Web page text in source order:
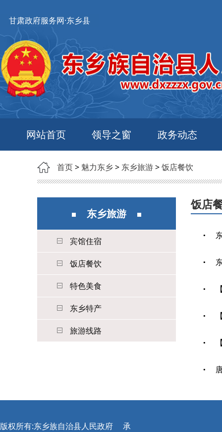
甘肃政府服务网·东乡县
网站首页 领导之窗 政务动态
首页> 魅力东乡> 东乡旅游>饭店餐饮
东乡旅游
宾馆住宿
饭店餐饮
特色美食
东乡特产
旅游线路
饭店
版权所有:东乡族自治县人民政府
承